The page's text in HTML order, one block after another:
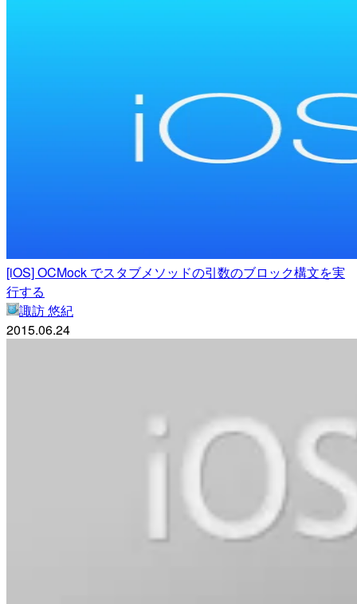
[iOS] OCMock でスタブメソッドの引数のブロック構文を実
行する
諏訪 悠紀
2015.06.24